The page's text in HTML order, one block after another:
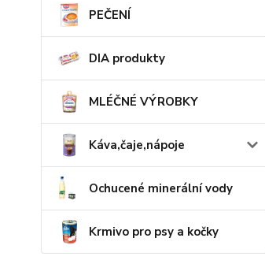
PEČENÍ
DIA produkty
MLÉČNÉ VÝROBKY
Káva,čaje,nápoje
Ochucené minerální vody
Krmivo pro psy a kočky